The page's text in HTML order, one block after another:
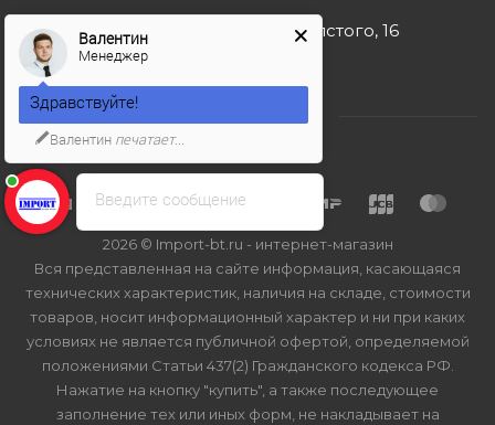
г. Москва, ул. Льва Толстого, 16
2026 © Import-bt.ru - интернет-магазин
Вся представленная на сайте информация, касающаяся
технических характеристик, наличия на складе, стоимости
товаров, носит информационный характер и ни при каких
условиях не является публичной офертой, определяемой
положениями Статьи 437(2) Гражданского кодекса РФ.
Нажатие на кнопку "купить", а также последующее
заполнение тех или иных форм, не накладывает на
Введите сообщение
Валентин
Менеджер
Здравствуйте!
Валентин печатает...